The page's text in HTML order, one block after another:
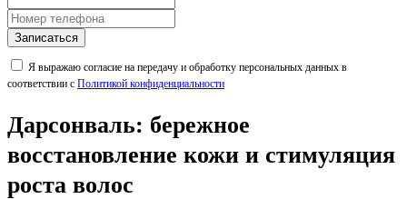
Записаться
Я выражаю согласие на передачу и обработку персональных данных в
соответствии с Политикой конфиденциальности
Дарсонваль: бережное
восстановление кожи и стимуляция
роста волос